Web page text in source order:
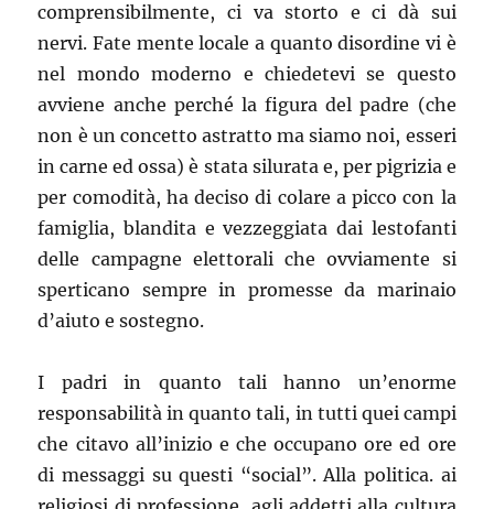
comprensibilmente, ci va storto e ci dà sui
nervi. Fate mente locale a quanto disordine vi è
nel mondo moderno e chiedetevi se questo
avviene anche perché la figura del padre (che
non è un concetto astratto ma siamo noi, esseri
in carne ed ossa) è stata silurata e, per pigrizia e
per comodità, ha deciso di colare a picco con la
famiglia, blandita e vezzeggiata dai lestofanti
delle campagne elettorali che ovviamente si
sperticano sempre in promesse da marinaio
d’aiuto e sostegno.
I padri in quanto tali hanno un’enorme
responsabilità in quanto tali, in tutti quei campi
che citavo all’inizio e che occupano ore ed ore
di messaggi su questi “social”. Alla politica. ai